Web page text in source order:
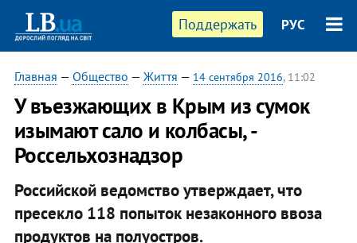
Поддержать РУС
Главная — Общество — Життя — 14 сентября 2016, 11:02
У въезжающих в Крым из сумок
изымают сало и колбасы, -
Россельхознадзор
Российской ведомство утверждает, что
пресекло 118 попыток незаконного ввоза
продуктов на полуостров.